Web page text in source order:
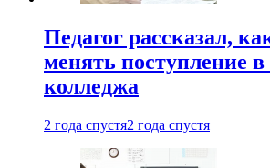
Педагог рассказал,
менять поступление в
колледжа
2 года спустя2 года спустя